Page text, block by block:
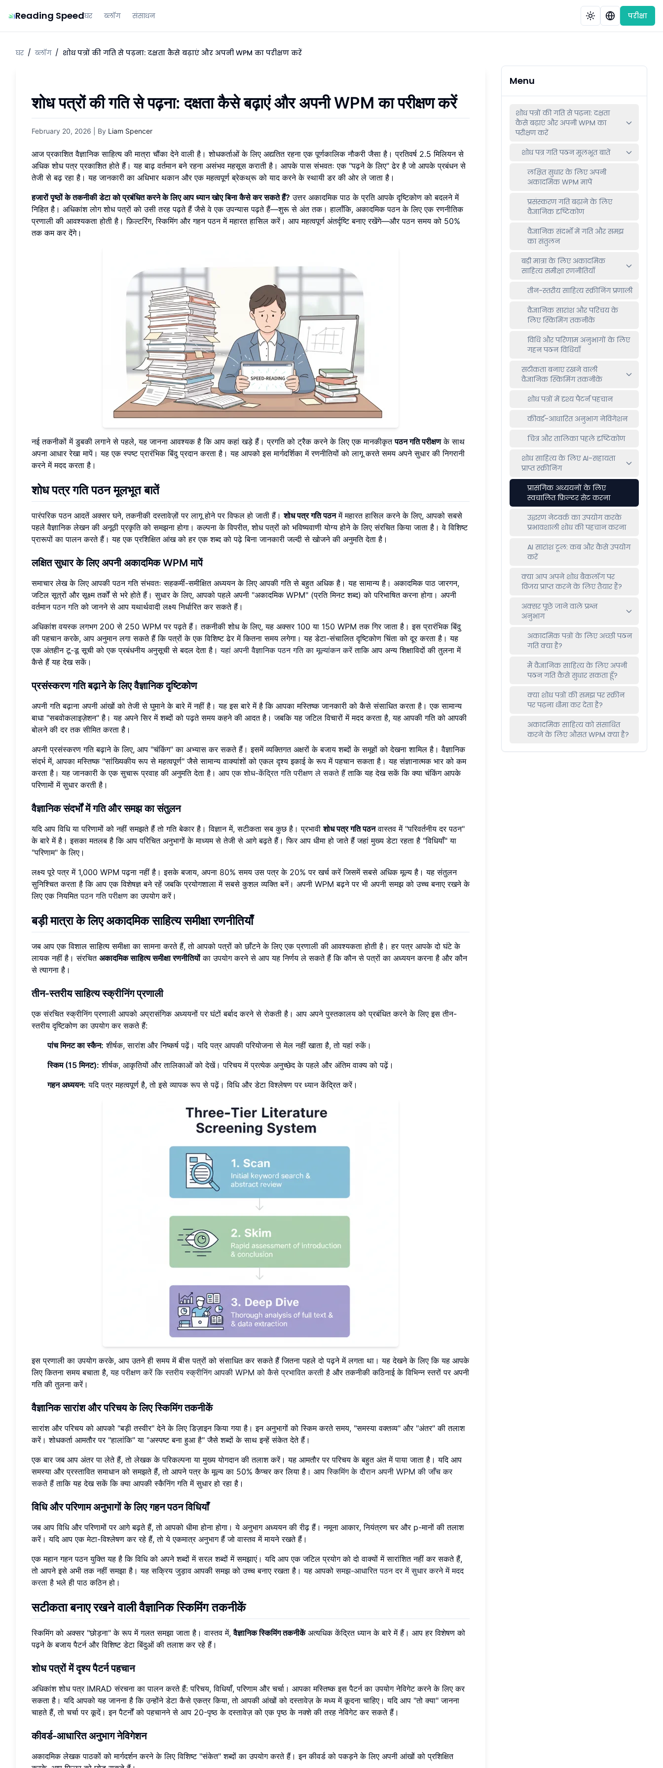
Reading Speedघर ब्लॉग संसाधन परीक्षा
घर / ब्लॉग / शोध पत्रों की गति से पढ़ना: दक्षता कैसे बढ़ाएं और अपनी WPM का परीक्षण करें
शोध पत्रों की गति से पढ़ना: दक्षता कैसे बढ़ाएं और अपनी WPM का परीक्षण करें
February 20, 2026 | By Liam Spencer
आज प्रकाशित वैज्ञानिक साहित्य की मात्रा चौंका देने वाली है। शोधकर्ताओं के लिए अद्यतित रहना एक पूर्णकालिक नौकरी जैसा है। प्रतिवर्ष 2.5 मिलियन से
अधिक शोध पत्र प्रकाशित होते हैं। यह बाढ़ वर्तमान बने रहना असंभव महसूस कराती है। आपके पास संभवतः एक "पढ़ने के लिए" ढेर है जो आपके प्रबंधन से
तेजी से बढ़ रहा है। यह जानकारी का अधिभार थकान और एक महत्वपूर्ण ब्रेकथ्रू को याद करने के स्थायी डर की ओर ले जाता है।
हजारों पृष्ठों के तकनीकी डेटा को प्रबंधित करने के लिए आप ध्यान खोए बिना कैसे कर सकते हैं? उत्तर अकादमिक पाठ के प्रति आपके दृष्टिकोण को बदलने में
निहित है। अधिकांश लोग शोध पत्रों को उसी तरह पढ़ते हैं जैसे वे एक उपन्यास पढ़ते हैं—शुरू से अंत तक। हालाँकि, अकादमिक पठन के लिए एक रणनीतिक
प्रणाली की आवश्यकता होती है। फ़िल्टरिंग, स्किमिंग और गहन पठन में महारत हासिल करें। आप महत्वपूर्ण अंतर्दृष्टि बनाए रखेंगे—और पठन समय को 50%
तक कम कर देंगे।
नई तकनीकों में डुबकी लगाने से पहले, यह जानना आवश्यक है कि आप कहां खड़े हैं। प्रगति को ट्रैक करने के लिए एक मानकीकृतपठन गति परीक्षणके साथ
अपना आधार रेखा मापें। यह एक स्पष्ट प्रारंभिक बिंदु प्रदान करता है। यह आपको इस मार्गदर्शिका में रणनीतियों को लागू करते समय अपने सुधार की निगरानी
करने में मदद करता है।
शोध पत्र गति पठन मूलभूत बातें
पारंपरिक पठन आदतें अक्सर घने, तकनीकी दस्तावेज़ों पर लागू होने पर विफल हो जाती हैं।शोध पत्र गति पठनमें महारत हासिल करने के लिए, आपको सबसे
पहले वैज्ञानिक लेखन की अनूठी प्रकृति को समझना होगा। कल्पना के विपरीत, शोध पत्रों को भविष्यवाणी योग्य होने के लिए संरचित किया जाता है। वे विशिष्ट
प्रारूपों का पालन करते हैं। यह एक प्रशिक्षित आंख को हर एक शब्द को पढ़े बिना जानकारी जल्दी से खोजने की अनुमति देता है।
लक्षित सुधार के लिए अपनी अकादमिक WPM मापें
समाचार लेख के लिए आपकी पठन गति संभवतः सहकर्मी-समीक्षित अध्ययन के लिए आपकी गति से बहुत अधिक है। यह सामान्य है। अकादमिक पाठ जारगन,
जटिल सूत्रों और सूक्ष्म तर्कों से भरे होते हैं। सुधार के लिए, आपको पहले अपनी "अकादमिक WPM" (प्रति मिनट शब्द) को परिभाषित करना होगा। अपनी
वर्तमानपठन गतिको जानने से आप यथार्थवादी लक्ष्य निर्धारित कर सकते हैं।
अधिकांश वयस्क लगभग 200 से 250 WPM पर पढ़ते हैं। तकनीकी शोध के लिए, यह अक्सर 100 या 150 WPM तक गिर जाता है। इस प्रारंभिक बिंदु
की पहचान करके, आप अनुमान लगा सकते हैं कि पत्रों के एक विशिष्ट ढेर में कितना समय लगेगा। यह डेटा-संचालित दृष्टिकोण चिंता को दूर करता है। यह
एक अंतहीन टू-डू सूची को एक प्रबंधनीय अनुसूची से बदल देता है।यहां अपनी वैज्ञानिक पठन गति का मूल्यांकन करेंताकि आप अन्य शिक्षाविदों की तुलना में
कैसे हैं यह देख सकें।
प्रसंस्करण गति बढ़ाने के लिए वैज्ञानिक दृष्टिकोण
अपनी गति बढ़ाना अपनी आंखों को तेजी से घुमाने के बारे में नहीं है। यह इस बारे में है कि आपका मस्तिष्क जानकारी को कैसे संसाधित करता है। एक सामान्य
बाधा "सबवोकलाइज़ेशन" है। यह अपने सिर में शब्दों को पढ़ते समय कहने की आदत है। जबकि यह जटिल विचारों में मदद करता है, यह आपकी गति को आपकी
बोलने की दर तक सीमित करता है।
अपनी प्रसंस्करण गति बढ़ाने के लिए, आप "चंकिंग" का अभ्यास कर सकते हैं। इसमें व्यक्तिगत अक्षरों के बजाय शब्दों के समूहों को देखना शामिल है। वैज्ञानिक
संदर्भ में, आपका मस्तिष्क "सांख्यिकीय रूप से महत्वपूर्ण" जैसे सामान्य वाक्यांशों को एकल दृश्य इकाई के रूप में पहचान सकता है। यह संज्ञानात्मक भार को कम
करता है। यह जानकारी के एक सुचारू प्रवाह की अनुमति देता है। आपएक शोध-केंद्रित गति परीक्षण ले सकते हैंताकि यह देख सकें कि क्या चंकिंग आपके
परिणामों में सुधार करती है।
वैज्ञानिक संदर्भों में गति और समझ का संतुलन
यदि आप विधि या परिणामों को नहीं समझते हैं तो गति बेकार है। विज्ञान में, सटीकता सब कुछ है। प्रभावीशोध पत्र गति पठनवास्तव में "परिवर्तनीय दर पठन"
के बारे में है। इसका मतलब है कि आप परिचित अनुभागों के माध्यम से तेजी से आगे बढ़ते हैं। फिर आप धीमा हो जाते हैं जहां मुख्य डेटा रहता है "विधियाँ" या
"परिणाम" के लिए।
लक्ष्य पूरे पत्र में 1,000 WPM पढ़ना नहीं है। इसके बजाय, अपना 80% समय उस पत्र के 20% पर खर्च करें जिसमें सबसे अधिक मूल्य है। यह संतुलन
सुनिश्चित करता है कि आप एक विशेषज्ञ बने रहें जबकि प्रयोगशाला में सबसे कुशल व्यक्ति बनें। अपनी WPM बढ़ने पर भी अपनी समझ को उच्च बनाए रखने के
लिए एक नियमितपठन गति परीक्षण का उपयोग करें।
बड़ी मात्रा के लिए अकादमिक साहित्य समीक्षा रणनीतियाँ
जब आप एक विशाल साहित्य समीक्षा का सामना करते हैं, तो आपको पत्रों को छाँटने के लिए एक प्रणाली की आवश्यकता होती है। हर पत्र आपके दो घंटे के
लायक नहीं है। संरचित अकादमिक साहित्य समीक्षा रणनीतियोंका उपयोग करने से आप यह निर्णय ले सकते हैं कि कौन से पत्रों का अध्ययन करना है और कौन
से त्यागना है।
तीन-स्तरीय साहित्य स्क्रीनिंग प्रणाली
एक संरचित स्क्रीनिंग प्रणाली आपको अप्रासंगिक अध्ययनों पर घंटों बर्बाद करने से रोकती है। आप अपने पुस्तकालय को प्रबंधित करने के लिए इस तीन-
स्तरीय दृष्टिकोण का उपयोग कर सकते हैं:
पांच मिनट का स्कैन: शीर्षक, सारांश और निष्कर्ष पढ़ें। यदि पत्र आपकी परियोजना से मेल नहीं खाता है, तो यहां रुकें।
स्किम (15 मिनट): शीर्षक, आकृतियों और तालिकाओं को देखें। परिचय में प्रत्येक अनुच्छेद के पहले और अंतिम वाक्य को पढ़ें।
गहन अध्ययन: यदि पत्र महत्वपूर्ण है, तो इसे व्यापक रूप से पढ़ें। विधि और डेटा विश्लेषण पर ध्यान केंद्रित करें।
इस प्रणाली का उपयोग करके, आप उतने ही समय में बीस पत्रों को संसाधित कर सकते हैं जितना पहले दो पढ़ने में लगता था। यह देखने के लिए कि यह आपके
लिए कितना समय बचाता है,यह परीक्षण करें कि स्तरीय स्क्रीनिंग आपकी WPM को कैसे प्रभावित करती है और तकनीकी कठिनाई के विभिन्न स्तरों पर अपनी
गति की तुलना करें।
वैज्ञानिक सारांश और परिचय के लिए स्किमिंग तकनीकें
सारांश और परिचय को आपको "बड़ी तस्वीर" देने के लिए डिज़ाइन किया गया है। इन अनुभागों को स्किम करते समय, "समस्या वक्तव्य" और "अंतर" की तलाश
करें। शोधकर्ता आमतौर पर "हालांकि" या "अस्पष्ट बना हुआ है" जैसे शब्दों के साथ इन्हें संकेत देते हैं।
एक बार जब आप अंतर पा लेते हैं, तो लेखक के परिकल्पना या मुख्य योगदान की तलाश करें। यह आमतौर पर परिचय के बहुत अंत में पाया जाता है। यदि आप
समस्या और प्रस्तावित समाधान को समझते हैं, तो आपने पत्र के मूल्य का 50% कैप्चर कर लिया है। आपस्किमिंग के दौरान अपनी WPM की जाँच कर
सकते हैंताकि यह देख सकें कि क्या आपकी स्कैनिंग गति में सुधार हो रहा है।
विधि और परिणाम अनुभागों के लिए गहन पठन विधियाँ
जब आप विधि और परिणामों पर आगे बढ़ते हैं, तो आपको धीमा होना होगा। ये अनुभाग अध्ययन की रीढ़ हैं। नमूना आकार, नियंत्रण चर और p-मानों की तलाश
करें। यदि आप एक मेटा-विश्लेषण कर रहे हैं, तो ये एकमात्र अनुभाग हैं जो वास्तव में मायने रखते हैं।
एक महान गहन पठन युक्ति यह है कि विधि को अपने शब्दों में सरल शब्दों में समझाएं। यदि आप एक जटिल प्रयोग को दो वाक्यों में सारांशित नहीं कर सकते हैं,
तो आपने इसे अभी तक नहीं समझा है। यह सक्रिय जुड़ाव आपकी समझ को उच्च बनाए रखता है। यह आपकोसमझ-आधारित पठन दर में सुधार करने में मदद
करता है भले ही पाठ कठिन हो।
सटीकता बनाए रखने वाली वैज्ञानिक स्किमिंग तकनीकें
स्किमिंग को अक्सर "छोड़ना" के रूप में गलत समझा जाता है। वास्तव में,वैज्ञानिक स्किमिंग तकनीकेंअत्यधिक केंद्रित ध्यान के बारे में हैं। आप हर विशेषण को
पढ़ने के बजाय पैटर्न और विशिष्ट डेटा बिंदुओं की तलाश कर रहे हैं।
शोध पत्रों में दृश्य पैटर्न पहचान
अधिकांश शोध पत्र IMRAD संरचना का पालन करते हैं: परिचय, विधियाँ, परिणाम और चर्चा। आपका मस्तिष्क इस पैटर्न का उपयोग नेविगेट करने के लिए कर
सकता है। यदि आपको यह जानना है कि उन्होंने डेटा कैसे एकत्र किया, तो आपकी आंखों को दस्तावेज़ के मध्य में कूदना चाहिए। यदि आप "तो क्या" जानना
चाहते हैं, तो चर्चा पर कूदें। इन पैटर्नों को पहचानने से आप 20-पृष्ठ के दस्तावेज़ को एक पृष्ठ के नक्शे की तरह नेविगेट कर सकते हैं।
कीवर्ड-आधारित अनुभाग नेविगेशन
अकादमिक लेखक पाठकों को मार्गदर्शन करने के लिए विशिष्ट "संकेत" शब्दों का उपयोग करते हैं। इन कीवर्ड को पकड़ने के लिए अपनी आंखों को प्रशिक्षित
Menu
शोध पत्रों की गति से पढ़ना: दक्षता
कैसे बढ़ाएं और अपनी WPM का
परीक्षण करें
शोध पत्र गति पठन मूलभूत बातें
लक्षित सुधार के लिए अपनी
अकादमिक WPM मापें
प्रसंस्करण गति बढ़ाने के लिए
वैज्ञानिक दृष्टिकोण
वैज्ञानिक संदर्भों में गति और समझ
का संतुलन
बड़ी मात्रा के लिए अकादमिक
साहित्य समीक्षा रणनीतियाँ
तीन-स्तरीय साहित्य स्क्रीनिंग प्रणाली
वैज्ञानिक सारांश और परिचय के
लिए स्किमिंग तकनीकें
विधि और परिणाम अनुभागों के लिए
गहन पठन विधियाँ
सटीकता बनाए रखने वाली
वैज्ञानिक स्किमिंग तकनीकें
शोध पत्रों में दृश्य पैटर्न पहचान
कीवर्ड-आधारित अनुभाग नेविगेशन
चित्र और तालिका पहले दृष्टिकोण
शोध साहित्य के लिए AI-सहायता
प्राप्त स्क्रीनिंग
प्रासंगिक अध्ययनों के लिए
स्वचालित फ़िल्टर सेट करना
उद्धरण नेटवर्क का उपयोग करके
प्रभावशाली शोध की पहचान करना
AI सारांश टूल: कब और कैसे उपयोग
करें
क्या आप अपने शोध बैकलॉग पर
विजय प्राप्त करने के लिए तैयार हैं?
अक्सर पूछे जाने वाले प्रश्न
अनुभाग
अकादमिक पत्रों के लिए अच्छी पठन
गति क्या है?
मैं वैज्ञानिक साहित्य के लिए अपनी
पठन गति कैसे सुधार सकता हूँ?
क्या शोध पत्रों की समझ पर स्क्रीन
पर पढ़ना धीमा कर देता है?
अकादमिक साहित्य को संसाधित
करने के लिए औसत WPM क्या है?